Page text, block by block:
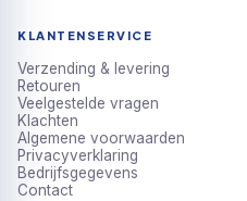
KLANTENSERVICE
Verzending & levering
Retouren
Veelgestelde vragen
Klachten
Algemene voorwaarden
Privacyverklaring
Bedrijfsgegevens
Contact